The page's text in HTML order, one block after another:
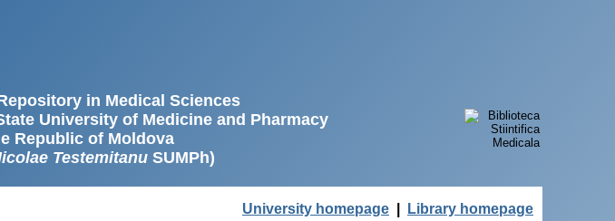
in Medical Sciences
University of Medicine and Pharmacy
Republic of Moldova
TestemitanuSUMPh)
University homepage Library homepage